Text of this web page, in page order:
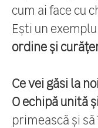
cum ai face cu
Ești un
ordine și
Ce vei găsi la noi
O echipă unită
primească și